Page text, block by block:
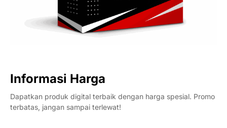
Informasi Harga
Dapatkan produk digital terbaik dengan harga spesial. Promo
terbatas, jangan sampai terlewat!